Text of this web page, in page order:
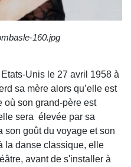
160.jpg
Unis le 27 avril 1958 à
sa mère alors qu’elle est
où son grand-père est
sera élevée par sa
son goût du voyage et son
la danse classique, elle
avant de s'installer à